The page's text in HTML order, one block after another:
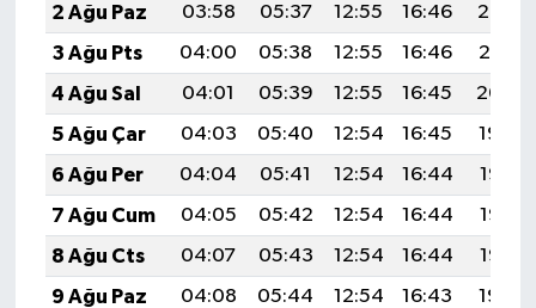
2 Ağu Paz
03:58 05:37 12:55 16:46
20:02
3 Ağu Pts
04:00 05:38 12:55 16:46
20:01
4 Ağu Sal
04:01 05:39 12:55 16:45
20:00
5 Ağu Çar
04:03 05:40 12:54 16:45
19:59
6 Ağu Per
04:04 05:41 12:54 16:44
19:58
7 Ağu Cum
04:05 05:42 12:54 16:44
19:57
8 Ağu Cts
04:07 05:43 12:54 16:44
19:55
9 Ağu Paz
04:08 05:44 12:54 16:43
19:54
OTOMOBİL
MİZAH
TARİH
Genel
Politika